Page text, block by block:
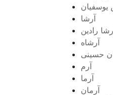
یوسفیان
آرشا
رادین
آرشاه
حسینی
آرم
آرما
آرمان